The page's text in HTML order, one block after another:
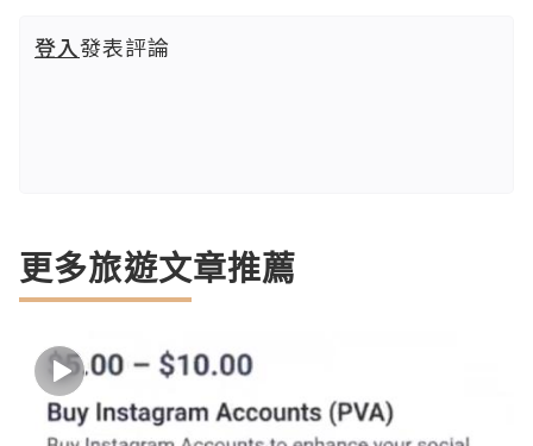
登入發表評論
更多旅遊文章推薦